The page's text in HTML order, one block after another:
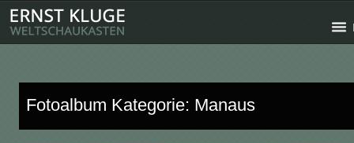
Fotoalbum Kategorie: Manaus